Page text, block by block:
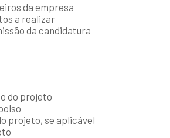
da empresa
a realizar
da candidatura
do projeto
projeto, se aplicável